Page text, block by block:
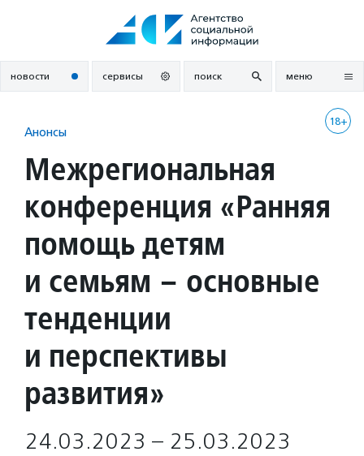
новости сервисы поиск меню
18+
Анонсы
Межрегиональная
конференция «Ранняя
помощь детям
и семьям – основные
тенденции
и перспективы
развития»
24.03.2023 – 25.03.2023